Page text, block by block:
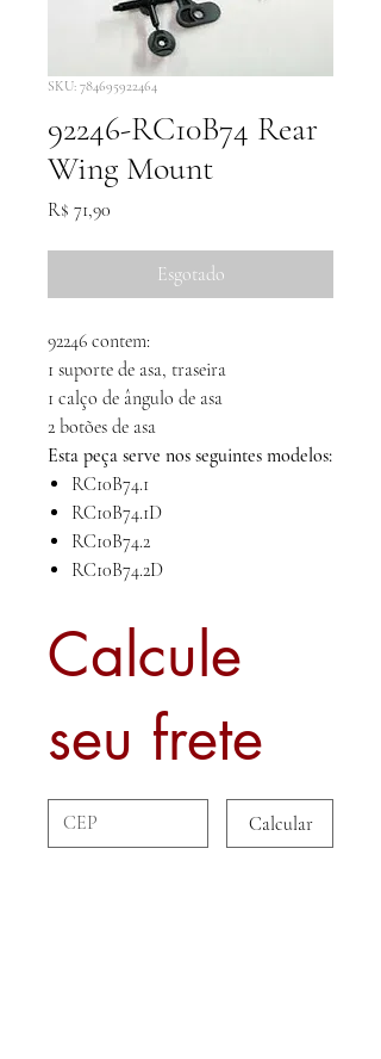
SKU: 784695922464
92246-RC10B74 Rear
Wing Mount
R$ 71,90
Esgotado
92246 contem:
1 suporte de asa, traseira
1 calço de ângulo de asa
2 botões de asa
Esta peça serve nos seguintes modelos:
RC10B74.1
RC10B74.1D
RC10B74.2
RC10B74.2D
Calcule
seu frete
Calcular